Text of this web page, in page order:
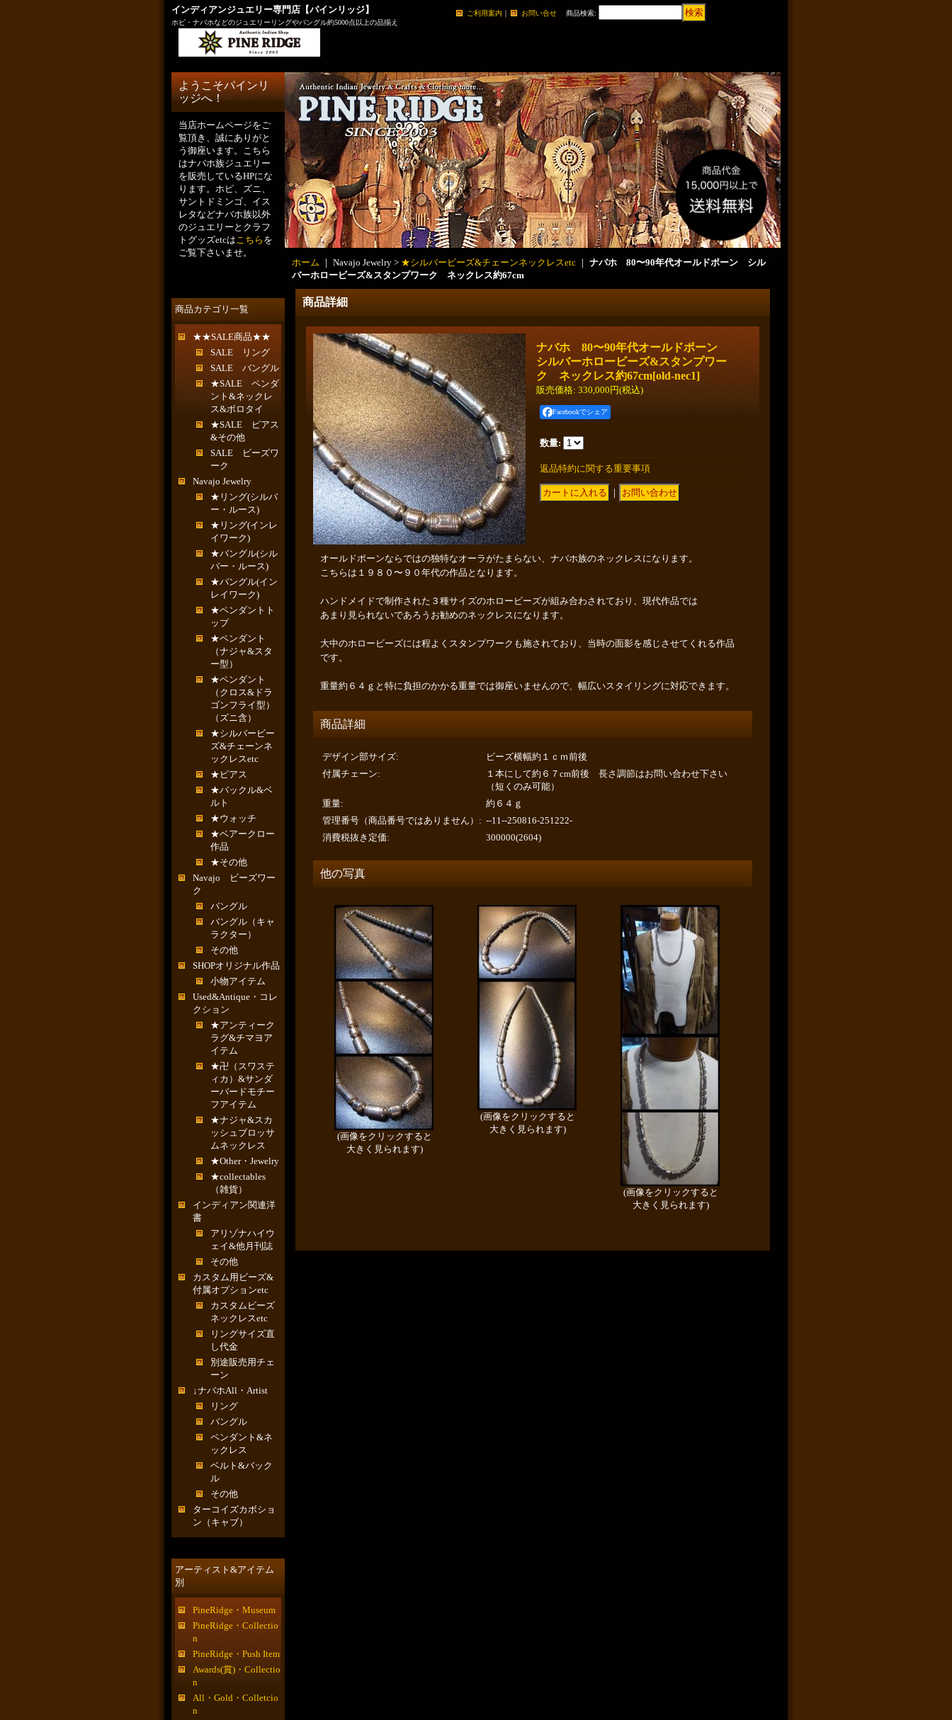
インディアンジュエリー専門店【パインリッジ】
ホピ・ナバホなどのジュエリーリングやバングル約5000点以上の品揃え
ご利用案内 ｜ お問い合せ 商品検索:
ようこそパインリ
ッジへ！
当店ホームページをご
覧頂き、誠にありがと
う御座います。こちら
はナバホ族ジュエリー
を販売しているHPにな
ります。ホピ、ズニ、
サントドミンゴ、イス
レタなどナバホ族以外
のジュエリーとクラフ
トグッズetcはこちら を
ご覧下さいませ。
商品カテゴリ一覧
★★SALE商品★★
SALE リング
SALE バングル
★SALE ペンダ
ント&ネックレ
ス&ボロタイ
★SALE ピアス
&その他
SALE ビーズワ
ーク
Navajo Jewelry
★リング(シルバ
ー・ルース)
★リング(インレ
イワーク)
★バングル(シル
バー・ルース)
★バングル(イン
レイワーク)
★ペンダントト
ップ
★ペンダント
（ナジャ&スタ
ー型）
★ペンダント
（クロス&ドラ
ゴンフライ型）
（ズニ含）
★シルバービー
ズ&チェーンネ
ックレスetc
★ピアス
★バックル&ベ
ルト
★ウォッチ
★ベアークロー
作品
★その他
Navajo ビーズワー
ク
バングル
バングル（キャ
ラクター）
その他
SHOPオリジナル作品
小物アイテム
Used&Antique・コレ
クション
★アンティーク
ラグ&チマヨア
イテム
★卍（スワステ
ィカ）&サンダ
ーバードモチー
フアイテム
★ナジャ&スカ
ッシュブロッサ
ムネックレス
★Other・Jewelry
★collectables
（雑貨）
インディアン関連洋
書
アリゾナハイウ
ェイ&他月刊誌
その他
カスタム用ビーズ&
付属オプションetc
カスタムビーズ
ネックレスetc
リングサイズ直
し代金
別途販売用チェ
ーン
↓ナバホAll・Artist
リング
バングル
ペンダント&ネ
ックレス
ベルト&バック
ル
その他
ターコイズカボショ
ン（キャブ）
アーティスト&アイテム
別
PineRidge・Museum
PineRidge・Collectio
n
PineRidge・Push Item
Awards(賞)・Collectio
n
All・Gold・Colletcio
n
ホーム ｜ Navajo Jewelry > ★シルバービーズ&チェーンネックレスetc ｜ ナバホ 80〜90年代オールドポーン シル
バーホロービーズ&スタンプワーク ネックレス約67cm
商品詳細
ナバホ 80〜90年代オールドポーン
シルバーホロービーズ&スタンプワー
ク ネックレス約67cm[old-nec1]
販売価格: 330,000円(税込)
Facebookでシェア
数量:
返品特約に関する重要事項
｜
オールドポーンならではの独特なオーラがたまらない、ナバホ族のネックレスになります。
こちらは１９８０〜９０年代の作品となります。
ハンドメイドで制作された３種サイズのホロービーズが組み合わされており、現代作品では
あまり見られないであろうお勧めのネックレスになります。
大中のホロービーズには程よくスタンプワークも施されており、当時の面影を感じさせてくれる作品
です。
重量約６４ｇと特に負担のかかる重量では御座いませんので、幅広いスタイリングに対応できます。
商品詳細
デザイン部サイズ:
ビーズ横幅約１ｃｍ前後
付属チェーン:
１本にして約６７cm前後 長さ調節はお問い合わせ下さい
（短くのみ可能）
重量:
約６４ｇ
管理番号（商品番号ではありません） : --11--250816-251222-
消費税抜き定価: 300000(2604)
他の写真
(画像をクリックすると
大きく見られます)
(画像をクリックすると
大きく見られます)
(画像をクリックすると
大きく見られます)